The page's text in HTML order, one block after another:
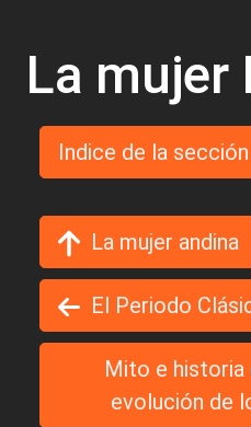
La mujer
Indice de la sección
La mujer andina
El Periodo
Mito e historia
evolución de